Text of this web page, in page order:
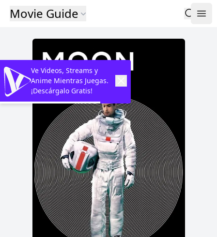
Movie Guide
Ve Videos, Streams y
Anime Mientras Juegas.
¡Descárgalo Gratis!